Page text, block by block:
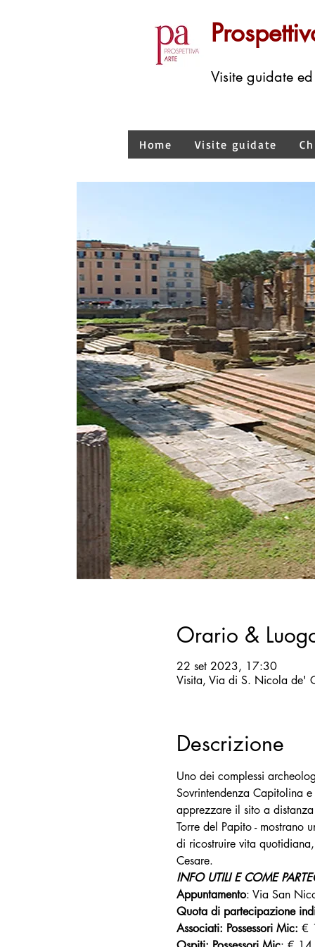
Visite guidate
Home Visite guidate
Orario &
22 set 2023, 17:30
Visita, Via di S. Nicola de'
Descrizione
Uno dei complessi
Sovrintendenza Capitolina
apprezzare il sito a
Torre del Papito - mostrano
di ricostruire vita
Cesare.
INFO UTILI E COME
Appuntamento: Via San
Quota di partecipazione
Associati: Possessori Mic: €